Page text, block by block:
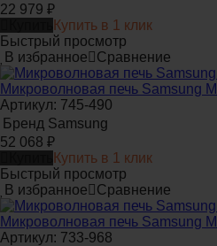
22 979 ₽
Купить в 1 клик
Быстрый просмотр
В избранное
Сравнение
Микроволновая печь Samsung
Артикул: 745-490
Бренд Samsung
52 068 ₽
Купить в 1 клик
Быстрый просмотр
В избранное
Сравнение
Микроволновая печь Samsung
Артикул: 733-968